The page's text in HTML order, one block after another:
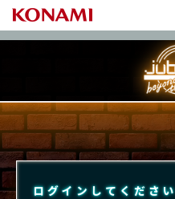
ログインしてください